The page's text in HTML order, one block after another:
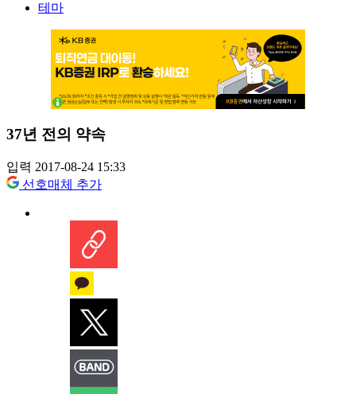
테마
37년 전의 약속
입력 2017-08-24 15:33
선호매체 추가